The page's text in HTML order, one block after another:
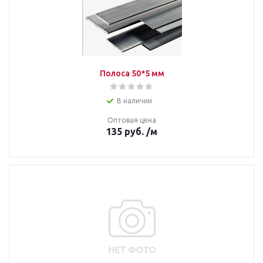
Полоса 50*5 мм
В наличии
Оптовая цена
135 руб. /м